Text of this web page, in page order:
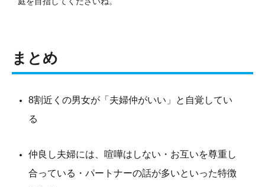
まとめ
8割近くの男女が「夫婦仲がいい」と自覚してい
る
仲良し夫婦には、喧嘩はしない・お互いを尊重し
合っている・パートナーの話が多いといった特徴